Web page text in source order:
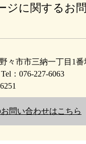
ジに関するお
野々市市三納一丁目1番
Tel：076-227-6063
問い合わせはこちら